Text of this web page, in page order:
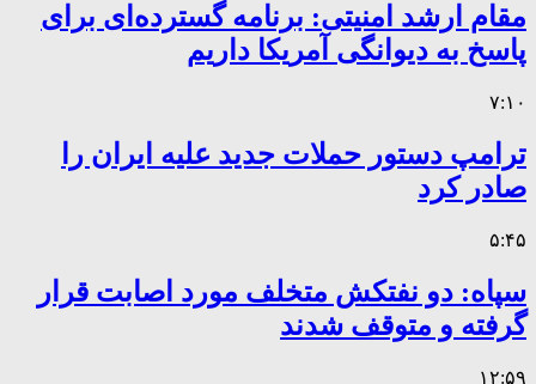
مقام ارشد امنیتی: برنامه گسترده‌ای برای
پاسخ به دیوانگی آمریکا داریم
۷:۱۰
ترامپ دستور حملات جدید علیه ایران را
صادر کرد
۵:۴۵
سپاه: دو نفتکش متخلف مورد اصابت قرار
گرفته و متوقف شدند
۱۲:۵۹